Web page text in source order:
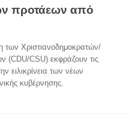
προτάεων από
των Χριστιανοδημοκρατών/
(CDU/CSU) εκφράζουν τις
ειλικρίνεια των νέων
κυβέρνησης.